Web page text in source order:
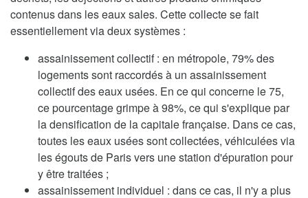
contenus dans les eaux sales. Cette collecte se fait
essentiellement via deux systèmes :
assainissement collectif : en métropole, 79% des
logements sont raccordés à un assainissement
collectif des eaux usées. En ce qui concerne le 75,
ce pourcentage grimpe à 98%, ce qui s'explique par
la densification de la capitale française. Dans ce cas,
toutes les eaux usées sont collectées, véhiculées via
les égouts de Paris vers une station d'épuration pour
y être traitées ;
assainissement individuel : dans ce cas, il n'y a plus